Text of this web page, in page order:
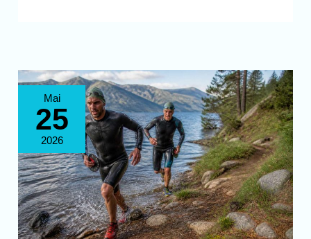
Mai
25
2026
complet
pour
débuter
le
swimrun
:
conseils
et
astuces
pour
les
débutants